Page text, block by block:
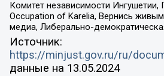
Комитет независимости Ингушетии,
Occupation of Karelia, Вернись
медиа, Либерально-
Источник:
https://minjust.gov.ru/ru/
данные на 13.05.2024